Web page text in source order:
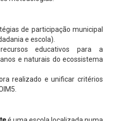
de participação municipal
e escola).
educativos para a
e naturais do ecossistema
realizado e unificar critérios